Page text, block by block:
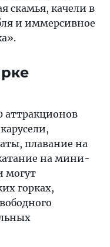
скамья, качели в
и иммерсивное
аттракционов
плавание на
на мини-
могут
горках,